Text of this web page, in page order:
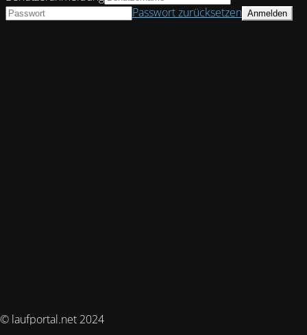
© laufportal.net 2024
Passwort zurücksetzen